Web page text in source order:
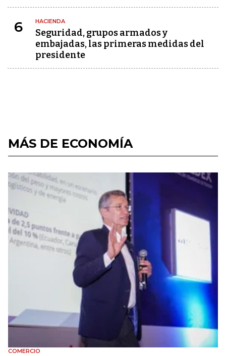
6 HACIENDA
Seguridad, grupos armados y
embajadas, las primeras medidas del
presidente
MÁS DE ECONOMÍA
COMERCIO